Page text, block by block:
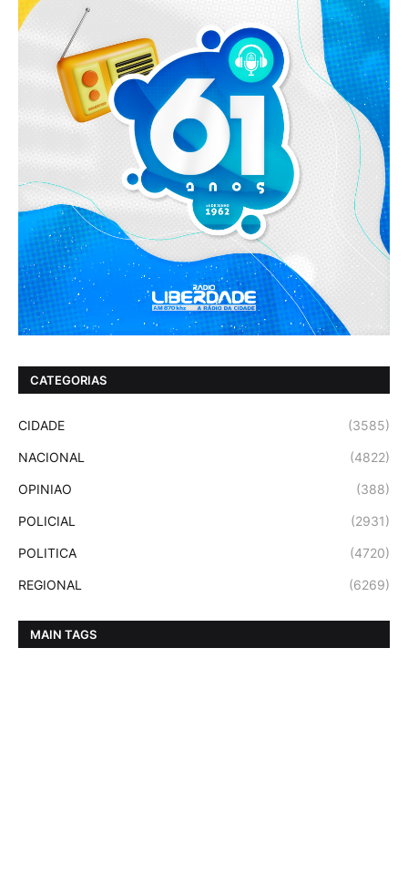
CATEGORIAS
CIDADE (3585)
NACIONAL (4822)
OPINIAO (388)
POLICIAL (2931)
POLITICA (4720)
REGIONAL (6269)
MAIN TAGS